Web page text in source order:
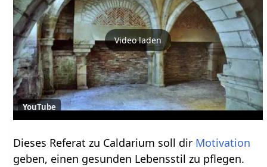
Video laden
YouTube
Dieses Referat zu Caldarium soll dir Motivation
geben, einen gesunden Lebensstil zu pflegen.